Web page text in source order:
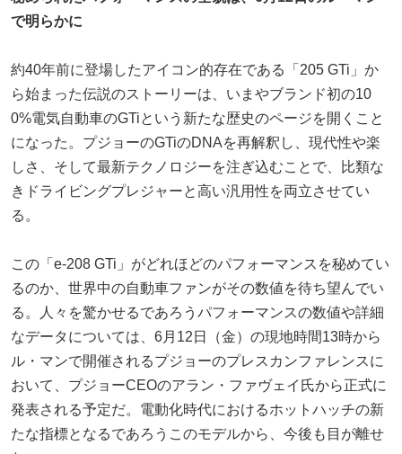
で明らかに
約40年前に登場したアイコン的存在である「205 GTi」か
ら始まった伝説のストーリーは、いまやブランド初の10
0%電気自動車のGTiという新たな歴史のページを開くこと
になった。プジョーのGTiのDNAを再解釈し、現代性や楽
しさ、そして最新テクノロジーを注ぎ込むことで、比類な
きドライビングプレジャーと高い汎用性を両立させてい
る。
この「e-208 GTi」がどれほどのパフォーマンスを秘めてい
るのか、世界中の自動車ファンがその数値を待ち望んでい
る。人々を驚かせるであろうパフォーマンスの数値や詳細
なデータについては、6月12日（金）の現地時間13時から
ル・マンで開催されるプジョーのプレスカンファレンスに
おいて、プジョーCEOのアラン・ファヴェイ氏から正式に
発表される予定だ。電動化時代におけるホットハッチの新
たな指標となるであろうこのモデルから、今後も目が離せ